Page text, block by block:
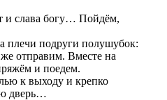
и слава богу… Пойдём,
плечи подруги полушубок:
отправим. Вместе на
и поедем.
к выходу и крепко
дверь…